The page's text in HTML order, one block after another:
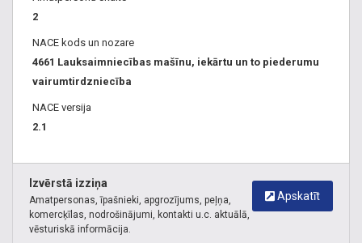
2
NACE kods un nozare
4661 Lauksaimniecības mašīnu, iekārtu un to piederumu
vairumtirdzniecība
NACE versija
2.1
Apskatīt
Izvērstā izziņa
Amatpersonas, īpašnieki, apgrozījums, peļņa,
komercķīlas, nodrošinājumi, kontakti u.c. aktuālā,
vēsturiskā informācija.